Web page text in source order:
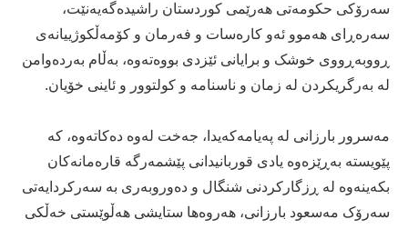
سەرۆكی حكومەتی هەرێمی كوردستان راشیدەگەیەنێت،
سەرەڕای هەموو ئەو کارەسات و فەرمان و کۆمەڵکوژییانەی
ڕووبەڕووی خوشک و برایانی ئێزدی بووەتەوە، بەڵام بەردەوامن
لە بەرگریکردن لە زمان و ناسنامە و کولتوور و ئاینی خۆیان.
مەسرور بارزانی لە پەیامەكەیدا، جەخت لەوە دەكاتەوە، كە
پێویستە بەڕێزەوە یادی قوربانیدانی پێشمەرگە قارەمانەکان
بکەینەوە لە ڕزگارکردنی شنگال و دەوروبەری بە سەرکردایەتی
سەرۆک مەسعود بارزانی، هەروەها ستایشی هەڵوێستی خەڵکی